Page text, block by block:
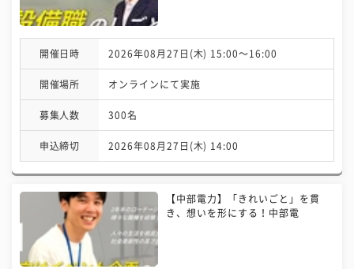
開催日時 2026年08月27日(木) 15:00〜16:00
開催場所 オンラインにて実施
募集人数 300名
申込締切 2026年08月27日(木) 14:00
【中部電力】「きれいごと」を貫
き、想いを形にする！中部電